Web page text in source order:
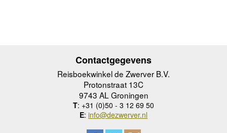
Contactgegevens
Reisboekwinkel de Zwerver B.V.
Protonstraat 13C
9743 AL Groningen
T: +31 (0)50 - 3 12 69 50
E: info@dezwerver.nl